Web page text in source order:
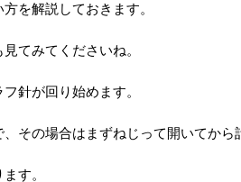
を解説しておきます。
てみてくださいね。
針が回り始めます。
その場合はまずねじって開いてから
す。